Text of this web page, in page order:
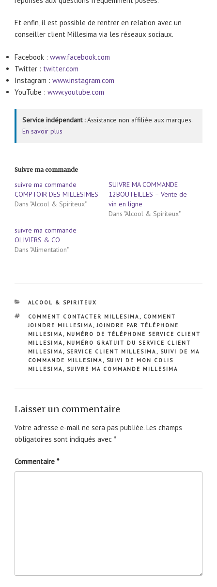
Et enfin, il est possible de rentrer en relation avec un
conseiller client Millesima via les réseaux sociaux.
Facebook : www.facebook.com
Twitter : twitter.com
Instagram : www.instagram.com
YouTube : www.youtube.com
Service indépendant :Assistance non affiliée aux marques.
En savoir plus
Suivre ma commande
suivre ma commande
COMPTOIR DES MILLESIMES
Dans "Alcool & Spiriteux"
SUIVRE MA COMMANDE
12BOUTEILLES – Vente de
vin en ligne
Dans "Alcool & Spiriteux"
suivre ma commande
OLIVIERS & CO
Dans "Alimentation"
CATÉGORIES
ALCOOL & SPIRITEUX
ÉTIQUETTES
COMMENT CONTACTER MILLESIMA, COMMENT
JOINDRE MILLESIMA,JOINDRE PAR TÉLÉPHONE
MILLESIMA, NUMÉRO DE TÉLÉPHONE SERVICE CLIENT
MILLESIMA, NUMÉRO GRATUIT DU SERVICE CLIENT
MILLESIMA, SERVICE CLIENT MILLESIMA, SUIVI DE MA
COMMANDE MILLESIMA, SUIVI DE MON COLIS
MILLESIMA, SUIVRE MA COMMANDE MILLESIMA
Laisser un commentaire
Votre adresse e-mail ne sera pas publiée. Les champs
obligatoires sont indiqués avec *
Commentaire *